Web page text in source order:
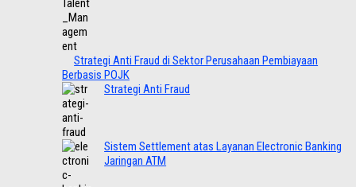
Strategi Anti Fraud di Sektor Perusahaan Pembiayaan
Berbasis POJK
Strategi Anti Fraud
Sistem Settlement atas Layanan Electronic Banking
Jaringan ATM